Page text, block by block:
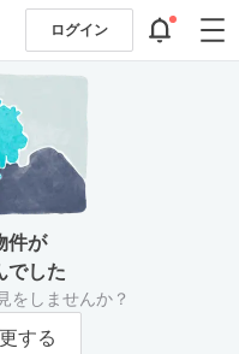
ログイン
件が
でした
をしませんか？
する